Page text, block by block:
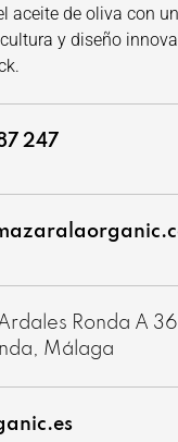
aceite de oliva con
y diseño
247
Ronda A
Málaga